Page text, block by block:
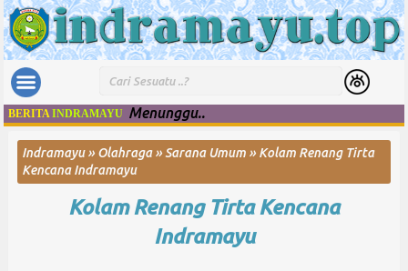
BERITA INDRAMAYU Menunggu..
Indramayu» Olahraga»Sarana Umum » Kolam Renang Tirta
Kencana Indramayu
Kolam Renang Tirta Kencana
Indramayu